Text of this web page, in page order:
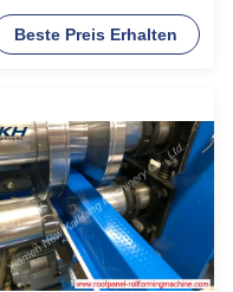
Messgerät-G550 PPGL
Beste Preis Erhalten